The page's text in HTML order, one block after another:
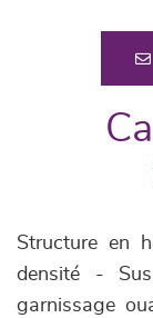
Structure en
densité -
garnissage